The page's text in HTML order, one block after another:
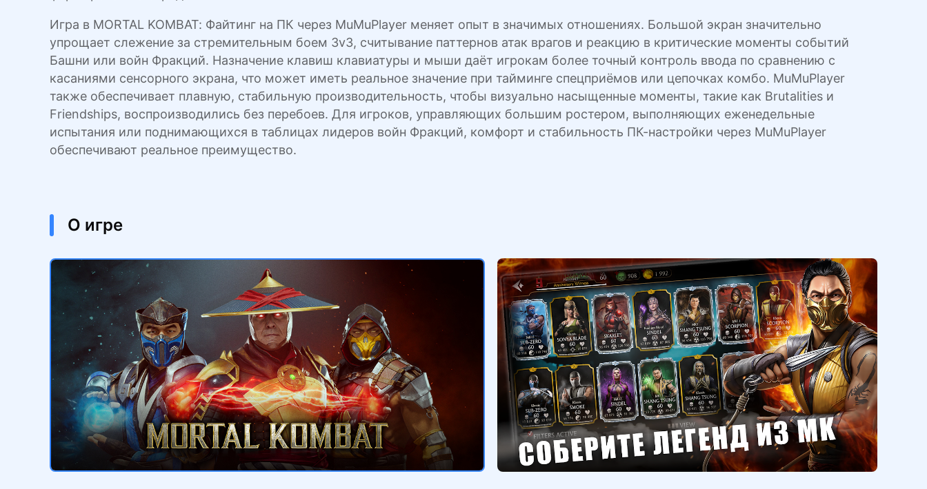
Игра в MORTAL KOMBAT: Файтинг на ПК через MuMuPlayer меняет опыт в значимых отношениях. Большой экран значительно
упрощает слежение за стремительным боем 3v3, считывание паттернов атак врагов и реакцию в критические моменты событий
Башни или войн Фракций. Назначение клавиш клавиатуры и мыши даёт игрокам более точный контроль ввода по сравнению с
касаниями сенсорного экрана, что может иметь реальное значение при тайминге спецприёмов или цепочках комбо. MuMuPlayer
также обеспечивает плавную, стабильную производительность, чтобы визуально насыщенные моменты, такие как Brutalities и
Friendships, воспроизводились без перебоев. Для игроков, управляющих большим ростером, выполняющих еженедельные
испытания или поднимающихся в таблицах лидеров войн Фракций, комфорт и стабильность ПК-настройки через MuMuPlayer
обеспечивают реальное преимущество.
О игре